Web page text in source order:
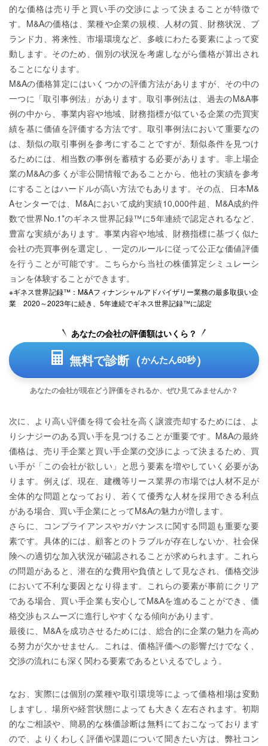
的な価格は売り手と買い手の交渉によって決まることが特徴で
す。M&Aの価格は、業種や企業の規模、人材の質、財務状況、ブ
ランド力、将来性、市場環境など、多岐にわたる要素によって変
動します。そのため、個別の状況を考慮しながら価格が算出され
ることになります。
M&Aの価格算定にはいくつかの評価方法がありますが、その中の
一つに「取引事例法」があります。取引事例法は、過去のM&A事
例の中から、事業内容や地域、財務指標が似ている企業の売買実
績を基に価値を評価する方法です。取引事例法において重要なの
は、類似の取引事例を参考にすることですが、類似条件を見つけ
るためには、相当数の事例を蓄積する必要があります。非上場企
業のM&Aの多くが非公開情報であることから、他社の実績を参考
にすることはハードルが高い方法でもあります。その点、日本M&
Aセンターでは、M&Aにおいて成約実績10,000件超、M&A成約件
数で世界No.1*のギネス世界記録™に5年連続で認定されるなど、
豊富な実績があります。事業内容や地域、財務指標に基づく似た
会社の売買事例を選定し、一定のルールに従って公正な価値評価
を行うことが可能です。こちらから当社の株価算定シミュレーシ
ョンを体験することができます。
※ギネス世界記録™：M&Aフィナンシャルアドバイザリー業務の最多取扱い企
業 2020～2023年に続き、5年連続でギネス世界記録™に認定
あなたの会社の評価額はいくら？
無料で診断（かんたん60秒）
あなたの会社が現在どう評価をされるか、ぜひ見てみませんか？
次に、より高い評価を得て会社を高く譲渡売却するためには、よ
りシナジーのある買い手を見つけることが重要です。M&Aの最終
価格は、売り手企業と買い手企業の交渉によって決まるため、買
い手が「この会社が欲しい」と思う要素を増やしていく必要があ
ります。例えば、現在、建機等リース業界の市場では人材不足が
全体的な問題となっており、若くて優秀な人材を採用できる利点
がある場合、買い手企業にとってM&Aの魅力が増します。
さらに、コンプライアンスやガバナンスに関する問題も重要な要
素です。具体的には、顧客とのトラブルが存在しないか、社会保
険への適切な加入状況が確認されることが求められます。これら
の問題があると、潜在的な費用や負債として見なされ、価格交渉
において不利な要因となり得ます。これらの要素が事前にクリア
である場合、買い手企業も安心してM&Aを進めることができ、価
格交渉もスムーズに進行しやすくなる傾向があります。
最後に、M&Aを成功させるためには、総合的に企業の魅力を高め
る努力が欠かせません。これは、価格評価への影響だけでなく、
交渉の流れにも深く関わる要素であるといえるでしょう。
なお、実際には個別の業種や取引環境等によって価格相場は変動
しますし、場所や経営状態によっても大きく左右されます。初期
的なご相談や、簡易的な株価診断は無料にておこなっております
ので、よりくわしく評価や課題について聞きたい方は、弊社コン